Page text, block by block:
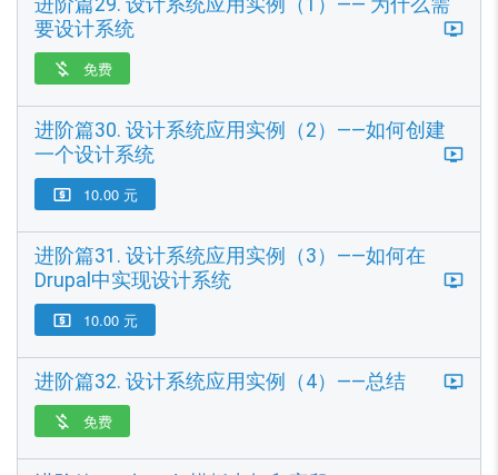
进阶篇29. 设计系统应用实例（1）—— 为什么需
要设计系统
 免费
进阶篇30. 设计系统应用实例（2）——如何创建
一个设计系统
 10.00 元
进阶篇31. 设计系统应用实例（3）——如何在
Drupal中实现设计系统
 10.00 元
进阶篇32. 设计系统应用实例（4）——总结
 免费